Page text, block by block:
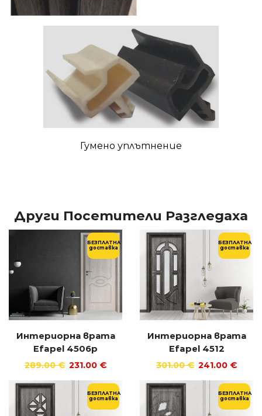
Гумено уплътнение
Други Посетители Разгледаха
БЕЗПЛАТНА
доставка
Интериорна врата
Efapel 4506p
289.00€ 231.00 €
БЕЗПЛАТНА
доставка
Интериорна врата
Efapel 4512
301.00€ 241.00 €
БЕЗПЛАТНА
доставка
БЕЗПЛАТНА
доставка